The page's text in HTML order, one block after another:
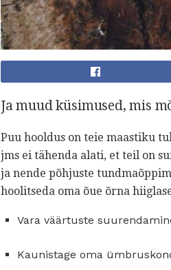
Ja muud küsimused, mis
Puu hooldus on teie maastiku
jms ei tähenda alati, et teil on
ja nende põhjuste
hoolitseda oma õue õrna
Vara väärtuste
Kaunistage oma